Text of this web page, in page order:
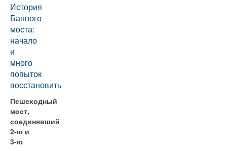
История
Банного
моста:
начало
и
много
попыток
восстановить
Пешеходный
мост,
соединявший
2-ю и
3-ю